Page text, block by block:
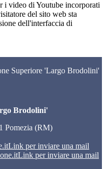
i video di Youtube incorporati
del sito web sta
dell'interfaccia di
Superiore 'Largo Brodolini'
Brodolini'
Pomezia (RM)
Link per inviare una mail
Link per inviare una mail